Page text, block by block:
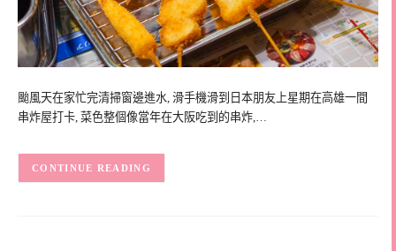
颱風天在家忙完清掃窗邊進水, 滑手機滑到日本朋友上星期在高雄一間
串炸屋打卡, 菜色整個像當年在大阪吃到的串炸,…
CONTINUE READING